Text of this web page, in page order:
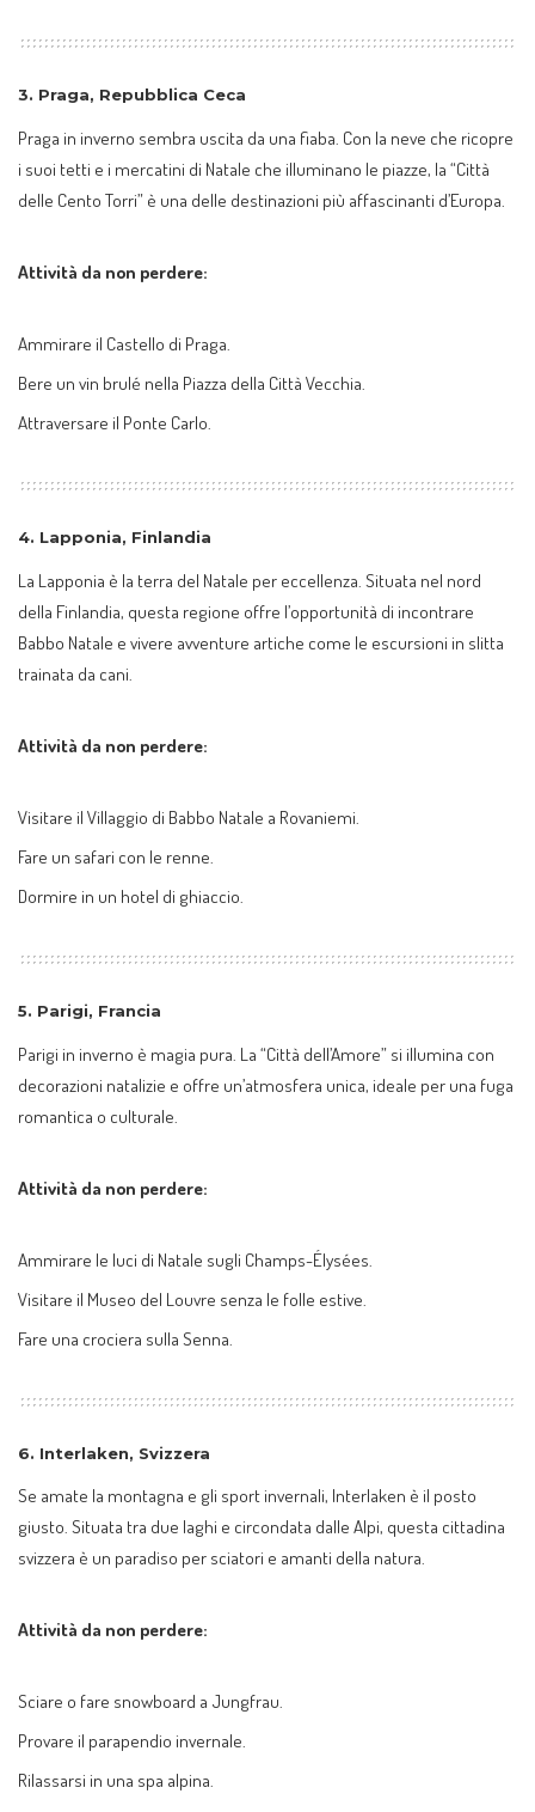
3. Praga, Repubblica Ceca
Praga in inverno sembra uscita da una fiaba. Con la neve che ricopre
i suoi tetti e i mercatini di Natale che illuminano le piazze, la “Città
delle Cento Torri” è una delle destinazioni più affascinanti d’Europa.
Attività da non perdere:
Ammirare il Castello di Praga.
Bere un vin brulé nella Piazza della Città Vecchia.
Attraversare il Ponte Carlo.
4. Lapponia, Finlandia
La Lapponia è la terra del Natale per eccellenza. Situata nel nord
della Finlandia, questa regione offre l’opportunità di incontrare
Babbo Natale e vivere avventure artiche come le escursioni in slitta
trainata da cani.
Attività da non perdere:
Visitare il Villaggio di Babbo Natale a Rovaniemi.
Fare un safari con le renne.
Dormire in un hotel di ghiaccio.
5. Parigi, Francia
Parigi in inverno è magia pura. La “Città dell’Amore” si illumina con
decorazioni natalizie e offre un’atmosfera unica, ideale per una fuga
romantica o culturale.
Attività da non perdere:
Ammirare le luci di Natale sugli Champs-Élysées.
Visitare il Museo del Louvre senza le folle estive.
Fare una crociera sulla Senna.
6. Interlaken, Svizzera
Se amate la montagna e gli sport invernali, Interlaken è il posto
giusto. Situata tra due laghi e circondata dalle Alpi, questa cittadina
svizzera è un paradiso per sciatori e amanti della natura.
Attività da non perdere:
Sciare o fare snowboard a Jungfrau.
Provare il parapendio invernale.
Rilassarsi in una spa alpina.